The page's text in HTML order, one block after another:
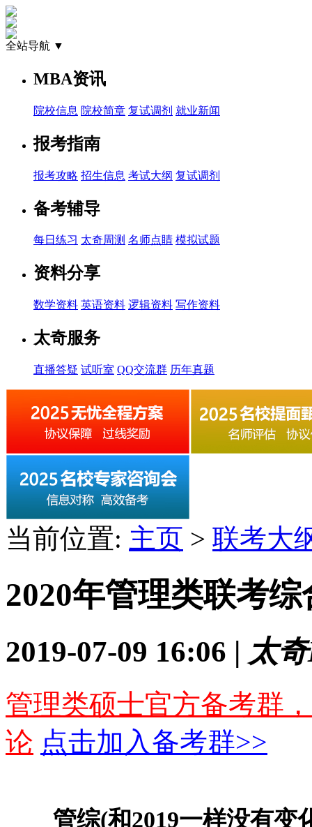
全站导航 ▼
MBA资讯
院校信息 院校简章 复试调剂 就业新闻
报考指南
报考攻略 招生信息 考试大纲 复试调剂
备考辅导
每日练习 太奇周测 名师点睛 模拟试题
资料分享
数学资料 英语资料 逻辑资料 写作资料
太奇服务
直播答疑 试听室 QQ交流群 历年真题
当前位置: 主页 > 联考大
2020年管理类联考
2019-07-09 16:06 | 太
管理类硕士官方备考群
论 点击加入备考群>>
管综(和2019一样没有变